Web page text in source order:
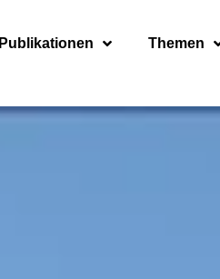
Publikationen Themen